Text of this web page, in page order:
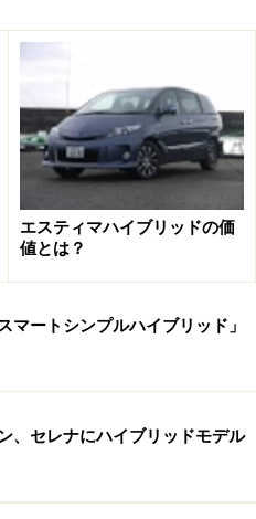
エスティマハイブリッドの価
値とは？
マートシンプルハイブリッド」
、セレナにハイブリッドモデル